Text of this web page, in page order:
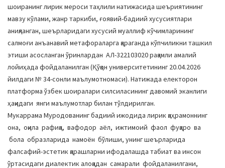
шоиранинг лирик мероси таҳлили натижасида шеъриятининг
мавзу кўлами, жанр таркиби, ғоявий-бадиий хусусиятлари
аниқланган, шеърларидаги хусусий муаллиф кўчимларининг
салмоғи анъанавий метафораларга қараганда кўпчиликни ташкил
этиши асосланган ўринлардан АЛ-322103020 рақамли амалий
лойиҳада фойдаланилган (Қўқон университетининг 20.04.2026
йилдаги № 34-сонли маълумотномаси). Натижада електорон
платформа ўзбек шоиралари силсиласининг давомий эканлиги
ҳақидаги янги маълумотлар билан тўлдирилган.
Мукаррама Муродованинг бадиий ижодида лирик қаҳрамоннинг
она, оқила рафиқа, вафодор аёл, ижтимоий фаол фуқаро ва
бола образларида намоён бўлиши, унинг шеърларида
фалсафий-эстетик қарашларни ифодалашда табиат ва инсон
ўртасидаги диалектик алоқадан самарали фойдаланилгани,